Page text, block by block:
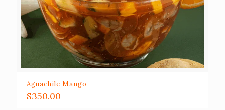
Aguachile Mango
$350.00